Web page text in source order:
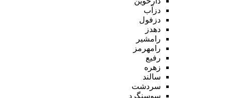
دزآب
دزفول
دهدز
رامشیر
رامهرمز
رفیع
زهره
سالند
سردشت
سوسنگرد